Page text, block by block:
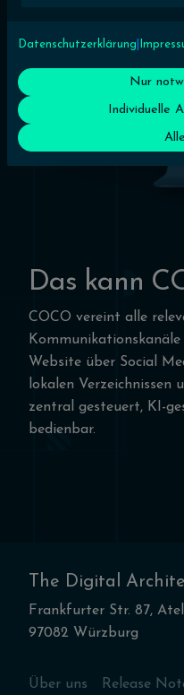
Das kann
COCO vereint alle
Website über Social
lokalen Verzeichnissen
zentral gesteuert, KI-
bedienbar.
The Digital
Frankfurter Str. 87,
97082 Würzburg
Über uns Release
Datenschutzerklärung
Nur
Individuelle